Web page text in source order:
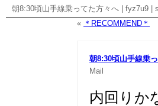
朝8:30頃山手線乗ってた方々へ fyz7u9
« ＊RECOMMEND＊
朝8:30頃山手線乗
Mail
内回りか